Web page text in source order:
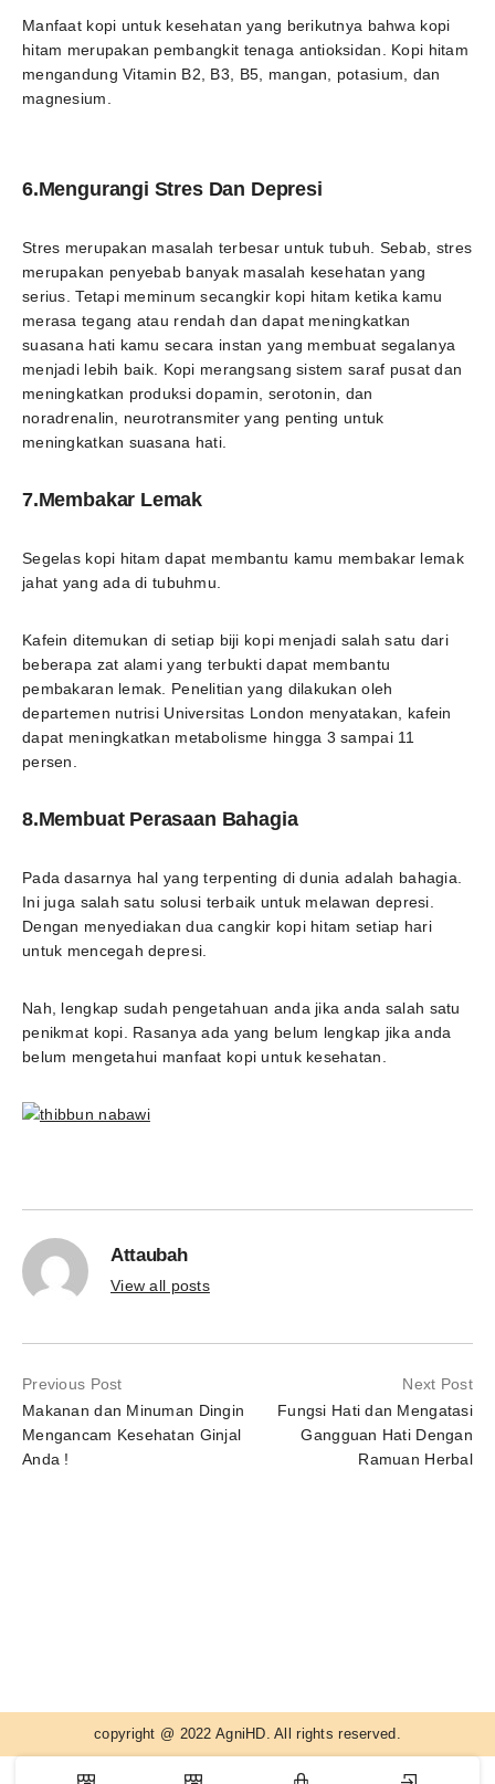
Manfaat kopi untuk kesehatan yang berikutnya bahwa kopi
hitam merupakan pembangkit tenaga antioksidan. Kopi hitam
mengandung Vitamin B2, B3, B5, mangan, potasium, dan
magnesium.
6.Mengurangi Stres Dan Depresi
Stres merupakan masalah terbesar untuk tubuh. Sebab, stres
merupakan penyebab banyak masalah kesehatan yang
serius. Tetapi meminum secangkir kopi hitam ketika kamu
merasa tegang atau rendah dan dapat meningkatkan
suasana hati kamu secara instan yang membuat segalanya
menjadi lebih baik. Kopi merangsang sistem saraf pusat dan
meningkatkan produksi dopamin, serotonin, dan
noradrenalin, neurotransmiter yang penting untuk
meningkatkan suasana hati.
7.Membakar Lemak
Segelas kopi hitam dapat membantu kamu membakar lemak
jahat yang ada di tubuhmu.
Kafein ditemukan di setiap biji kopi menjadi salah satu dari
beberapa zat alami yang terbukti dapat membantu
pembakaran lemak. Penelitian yang dilakukan oleh
departemen nutrisi Universitas London menyatakan, kafein
dapat meningkatkan metabolisme hingga 3 sampai 11
persen.
8.Membuat Perasaan Bahagia
Pada dasarnya hal yang terpenting di dunia adalah bahagia.
Ini juga salah satu solusi terbaik untuk melawan depresi.
Dengan menyediakan dua cangkir kopi hitam setiap hari
untuk mencegah depresi.
Nah, lengkap sudah pengetahuan anda jika anda salah satu
penikmat kopi. Rasanya ada yang belum lengkap jika anda
belum mengetahui manfaat kopi untuk kesehatan.
Attaubah
View all posts
Previous Post
Makanan dan Minuman Dingin
Mengancam Kesehatan Ginjal
Anda !
Next Post
Fungsi Hati dan Mengatasi
Gangguan Hati Dengan
Ramuan Herbal
copyright @ 2022 AgniHD. All rights reserved.